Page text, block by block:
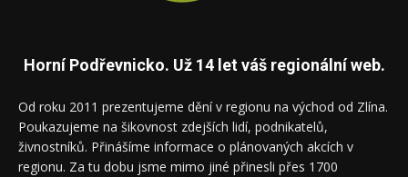
Horní Podřevnicko. Už 14 let váš regionální web.
Od roku 2011 prezentujeme dění v regionu na východ od Zlína.
Poukazujeme na šikovnost zdejších lidí, podnikatelů,
živnostníků. Přinášíme informace o plánovaných akcích v
regionu. Za tu dobu jsme mimo jiné přinesli přes 1700